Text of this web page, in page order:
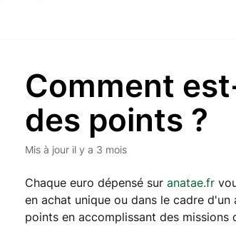
Comment
des points ?
Mis à jour il y a 3 mois
Chaque euro dépensé suranatae.fr
en achat unique ou dans le cadre
points en accomplissant des missions